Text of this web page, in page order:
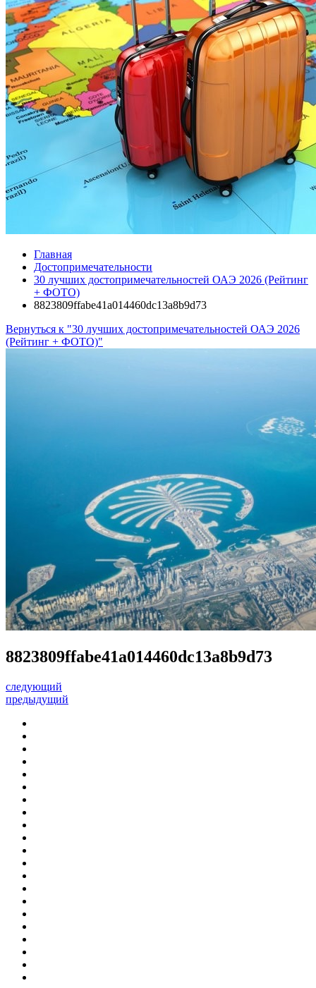
Главная
Достопримечательности
30 лучших достопримечательностей ОАЭ 2026 (Рейтинг
+ ФОТО)
8823809ffabe41a014460dc13a8b9d73
Вернуться к "30 лучших достопримечательностей ОАЭ 2026
(Рейтинг + ФОТО)"
8823809ffabe41a014460dc13a8b9d73
следующий
предыдущий